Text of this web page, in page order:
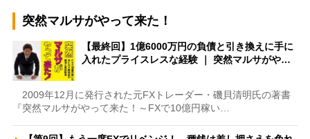
突然マルサがやって来た！
【最終回】1億6000万円の負債と引き換えに手に
入れたプライスレスな経験 ｜ 突然マルサがや…
2009年12月に発行された元FXトレーダー・磯貝清明氏の著書
『突然マルサがやって来た！～FXで10億円稼い…